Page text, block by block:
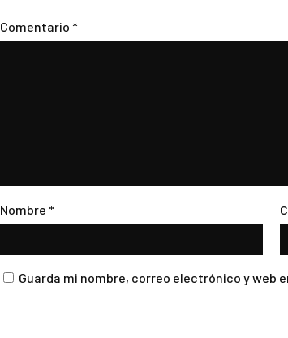
Comentario *
Nombre *
Guarda mi nombre, correo electrónico y web